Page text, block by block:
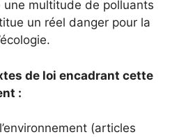
une multitude de polluants
un réel danger pour la
de loi encadrant cette
:
(articles